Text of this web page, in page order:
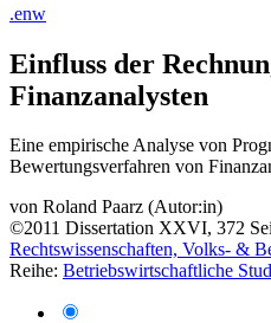
.enw
Einfluss der
Finanzanalysten
Eine empirische Analyse von
Bewertungsverfahren von
von Roland Paarz (Autor:in)
©2011 Dissertation XXVI, 372
Rechtswissenschaften, Volks- &
Reihe: Betriebswirtschaftliche